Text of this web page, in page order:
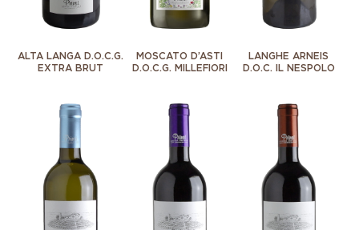
ALTA LANGA D.O.C.G.
EXTRA BRUT
MOSCATO D’ASTI
D.O.C.G. MILLEFIORI
LANGHE ARNEIS
D.O.C. IL NESPOLO